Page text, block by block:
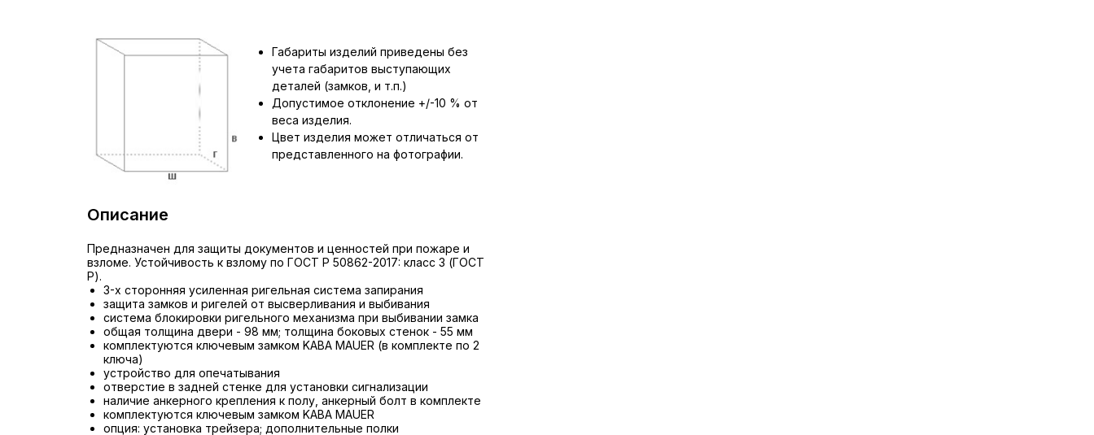
Описание
Предназначен для защиты документов и ценностей при пожаре и
взломе. Устойчивость к взлому по ГОСТ Р 50862-2017: класс 3 (ГОСТ
Р).
3-х сторонняя усиленная ригельная система запирания
защита замков и ригелей от высверливания и выбивания
система блокировки ригельного механизма при выбивании замка
общая толщина двери - 98 мм; толщина боковых стенок - 55 мм
комплектуются ключевым замком KABA MAUER (в комплекте по 2
ключа)
устройство для опечатывания
отверстие в задней стенке для установки сигнализации
наличие анкерного крепления к полу, анкерный болт в комплекте
комплектуются ключевым замком KABA MAUER
опция: установка трейзера; дополнительные полки
Габариты изделий приведены без
учета габаритов выступающих
деталей (замков, и т.п.)
Допустимое отклонение +/-10 % от
веса изделия.
Цвет изделия может отличаться от
представленного на фотографии.